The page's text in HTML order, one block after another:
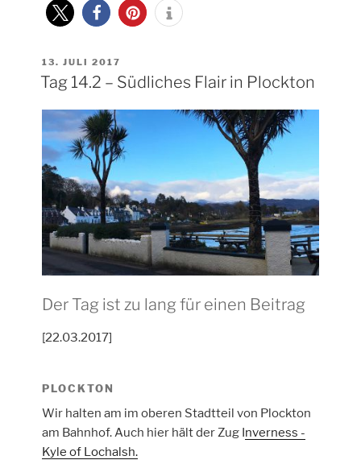
Ullapool
oder
bis
Durness
kommen“
VERÖFFENTLICHT
AM
13. JULI 2017
Tag 14.2 – Südliches Flair in Plockton
Der Tag ist zu lang für einen Beitrag
[22.03.2017]
PLOCKTON
Wir halten am im oberen Stadtteil von Plockton
am Bahnhof. Auch hier hält der Zug Inverness -
Kyle of Lochalsh.